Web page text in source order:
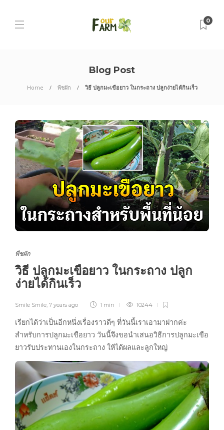
0
Blog Post
Home พืชผัก วิธี ปลูกมะเขือยาว ในกระถาง ปลูกง่ายได้กินเร็ว
พืชผัก
วิธี ปลูกมะเขือยาว ในกระถาง ปลูก
ง่ายได้กินเร็ว
Smile Smile 7 years ago 1 min 10244
เรียกได้ว่าเป็นอีกหนึ่งเรื่องราวดีๆ ที่วันนี้เราเอามาฝากค่ะ
สำหรับการปลูกมะเขือยาว วันนี้จึงขอนำเสนอวิธีการปลูกมะเขือ
ยาวรับประทานเองในกระถาง ให้ได้ผลและลูกใหญ่